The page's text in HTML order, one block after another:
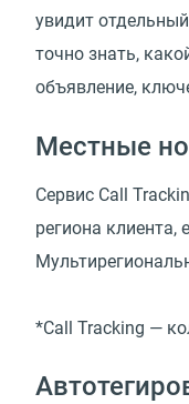
увидит
точно знать,
объявление,
Местные
Сервис Call
региона клиента,
*Call Tracking —